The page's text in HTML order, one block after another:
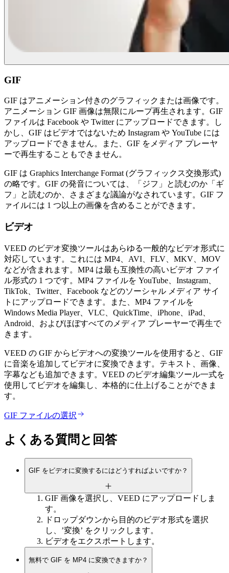
GIF
GIF はアニメーション付きのグラフィックまたは画像です。
アニメーション GIF 画像は無限にループ再生されます。GIF
ファイルは Facebook や Twitter にアップロードできます。し
かし、GIF はビデオではないため Instagram や YouTube には
アップロードできません。また、GIF をメディア プレーヤ
ーで再生することもできません。
GIF は Graphics Interchange Format (グラフィックス交換形式)
の略です。GIF の発音については、「ジフ」と読むのか「ギ
フ」と読むのか、さまざまな議論がなされています。GIF フ
ァイルには 1 つ以上の画像を含めることができます。
ビデオ
VEED のビデオ変換ツールはあらゆる一般的なビデオ形式に
対応しています。これには MP4、AVI、FLV、MKV、MOV
などが含まれます。MP4 は最も互換性の高いビデオ ファイ
ル形式の 1 つです。MP4 ファイルを YouTube、Instagram、
TikTok、Twitter、Facebook などのソーシャル メディア サイ
トにアップロードできます。また、MP4 ファイルを
Windows Media Player、VLC、QuickTime、iPhone、iPad、
Android、およびほぼすべてのメディア プレーヤーで再生で
きます。
VEED の GIF からビデオへの変換ツールを使用すると、GIF
に音楽を追加してビデオに変換できます。テキスト、画像、
字幕なども追加できます。VEED のビデオ編集ツール一式を
使用してビデオを編集し、本格的に仕上げることができま
す。
GIF ファイルの選択
よくある質問と回答
GIF をビデオに変換するにはどうすればよいですか？
GIF 画像を選択し、VEED にアップロードしま
す。
ドロップダウンから目的のビデオ形式を選択
し、’変換’ をクリックします。
ビデオをエクスポートします。
無料で GIF を MP4 に変換できますか？